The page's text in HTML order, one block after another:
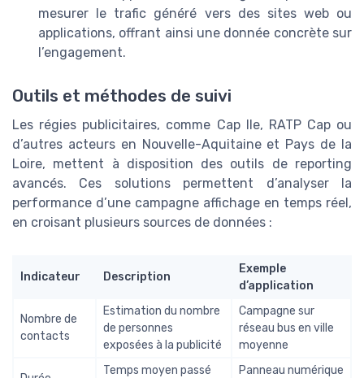
mesurer le trafic généré vers des sites web ou
applications, offrant ainsi une donnée concrète sur
l’engagement.
Outils et méthodes de suivi
Les régies publicitaires, comme Cap Ile, RATP Cap ou
d’autres acteurs en Nouvelle-Aquitaine et Pays de la
Loire, mettent à disposition des outils de reporting
avancés. Ces solutions permettent d’analyser la
performance d’une campagne affichage en temps réel,
en croisant plusieurs sources de données :
Indicateur Description
Exemple
d’application
Nombre de
contacts
Estimation du nombre
de personnes
exposées à la publicité
Campagne sur
réseau bus en ville
moyenne
Temps moyen passé
Panneau numérique